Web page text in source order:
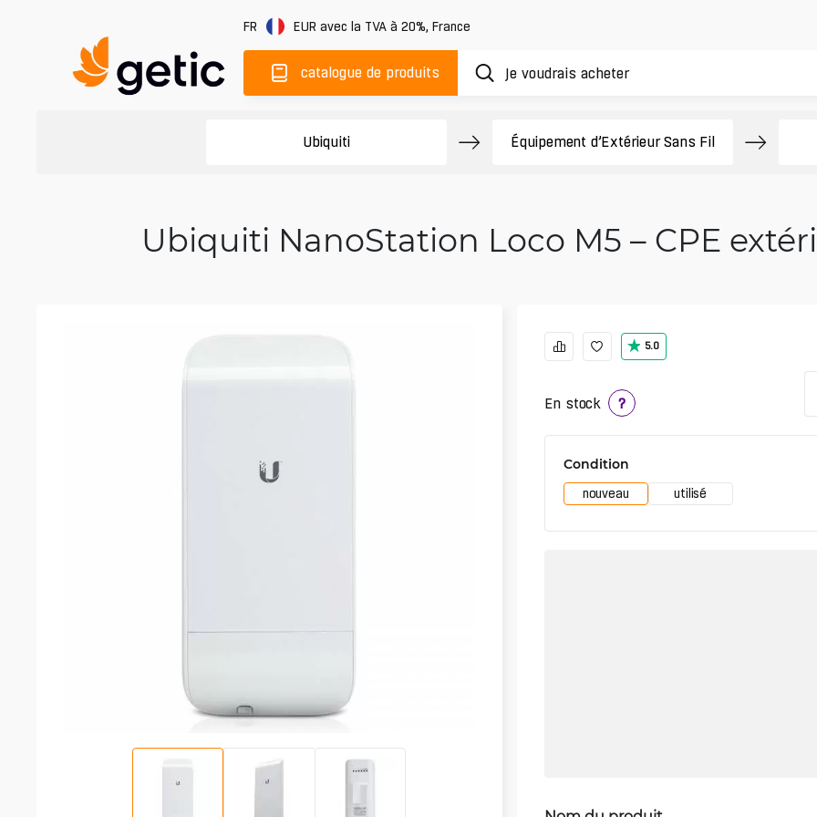
FR EUR avec la TVA à 20%, France
catalogue de produits
Ubiquiti Équipement d’Extérieur Sans Fil
Ubiquiti NanoStation Loco M5 – CPE
5.0
En stock ?
Condition
nouveau utilisé